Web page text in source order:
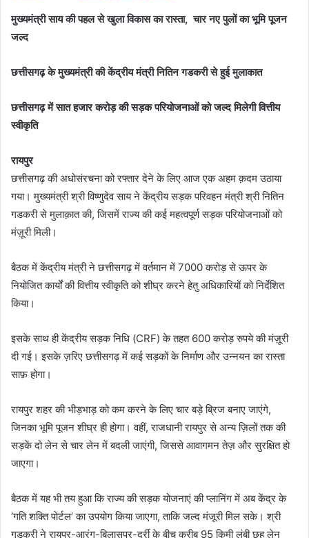
मुख्यमंत्री साय की पहल से खुला विकास का रास्ता, चार नए पुलों का भूमि पूजन
जल्द
छत्तीसगढ़ के मुख्यमंत्री की केंद्रीय मंत्री नितिन गडकरी से हुई मुलाकात
छत्तीसगढ़ में सात हजार करोड़ की सड़क परियोजनाओं को जल्द मिलेगी वित्तीय
स्वीकृति
रायपुर
छत्तीसगढ़ की अधोसंरचना को रफ्तार देने के लिए आज एक अहम क़दम उठाया
गया। मुख्यमंत्री श्री विष्णुदेव साय ने केंद्रीय सड़क परिवहन मंत्री श्री नितिन
गडकरी से मुलाक़ात की, जिसमें राज्य की कई महत्वपूर्ण सड़क परियोजनाओं को
मंज़ूरी मिली।
बैठक में केंद्रीय मंत्री ने छत्तीसगढ़ में वर्तमान में 7000 करोड़ से ऊपर के
नियोजित कार्यों की वित्तीय स्वीकृति को शीघ्र करने हेतु अधिकारियों को निर्देशित
किया।
इसके साथ ही केंद्रीय सड़क निधि (CRF) के तहत 600 करोड़ रुपये की मंज़ूरी
दी गई। इसके ज़रिए छत्तीसगढ़ में कई सड़कों के निर्माण और उन्नयन का रास्ता
साफ़ होगा।
रायपुर शहर की भीड़भाड़ को कम करने के लिए चार बड़े ब्रिज बनाए जाएंगे,
जिनका भूमि पूजन शीघ्र ही होगा। वहीं, राजधानी रायपुर से अन्य ज़िलों तक की
सड़कें दो लेन से चार लेन में बदली जाएंगी, जिससे आवागमन तेज़ और सुरक्षित हो
जाएगा।
बैठक में यह भी तय हुआ कि राज्य की सड़क योजनाएं की प्लानिंग में अब केंद्र के
‘गति शक्ति पोर्टल’ का उपयोग किया जाएगा, ताकि जल्द मंजूरी मिल सके। श्री
गडकरी ने रायपुर-आरंग-बिलासपुर-दर्री के बीच करीब 95 किमी लंबी छह लेन